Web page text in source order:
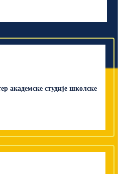
академске студије школске